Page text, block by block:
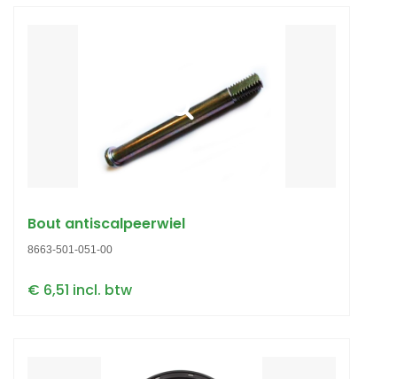
Bout antiscalpeerwiel
8663-501-051-00
€ 6,51 incl. btw